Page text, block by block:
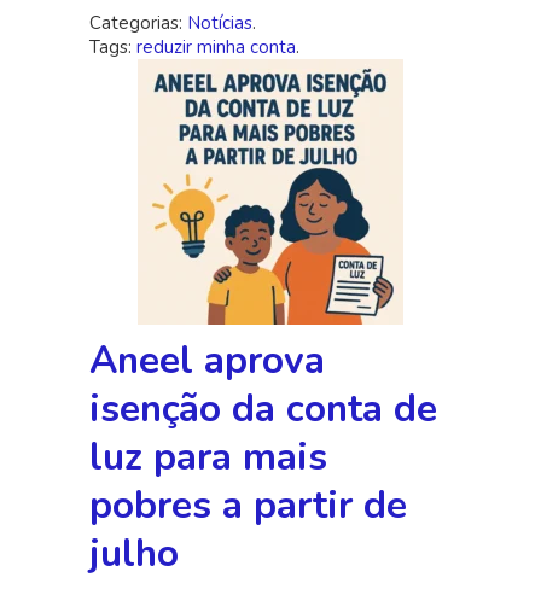
Categorias: Notícias.
Tags: reduzir minha conta.
Aneel aprova
isenção da conta de
luz para mais
pobres a partir de
julho